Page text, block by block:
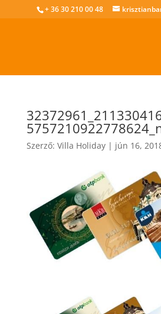
+ 36 30 210 00 48
Szerző: Villa Holiday| jún 16,